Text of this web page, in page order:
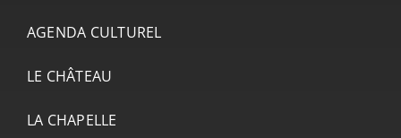
AGENDA CULTUREL
LE CHÂTEAU
LA CHAPELLE